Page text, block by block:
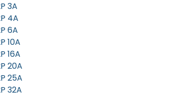
3A
4A
6A
10A
16A
20A
25A
32A